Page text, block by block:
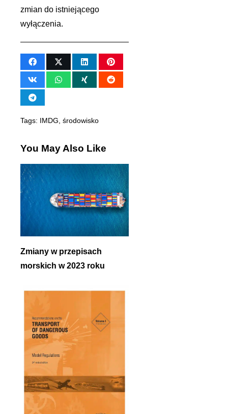
zmian do istniejącego
wyłączenia.
Tags: IMDG środowisko
You May Also Like
Zmiany w przepisach
morskich w 2023 roku